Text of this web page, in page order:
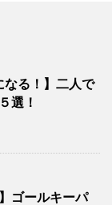
なる！】二人で
選！
ゴールキーパ